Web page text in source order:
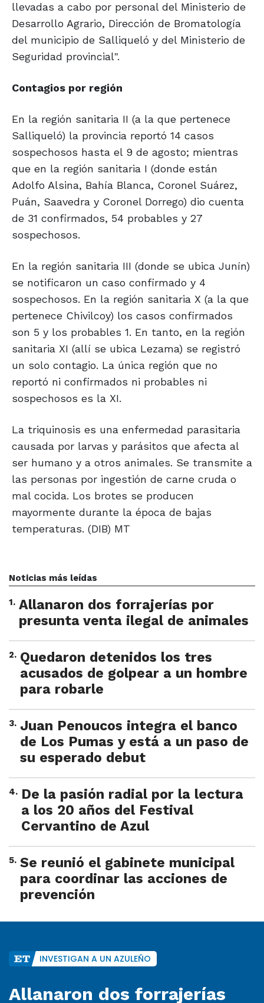
llevadas a cabo por personal del Ministerio de
Desarrollo Agrario, Dirección de Bromatología
del municipio de Salliqueló y del Ministerio de
Seguridad provincial".
Contagios por región
En la región sanitaria II (a la que pertenece
Salliqueló) la provincia reportó 14 casos
sospechosos hasta el 9 de agosto; mientras
que en la región sanitaria I (donde están
Adolfo Alsina, Bahía Blanca, Coronel Suárez,
Puán, Saavedra y Coronel Dorrego) dio cuenta
de 31 confirmados, 54 probables y 27
sospechosos.
En la región sanitaria III (donde se ubica Junín)
se notificaron un caso confirmado y 4
sospechosos. En la región sanitaria X (a la que
pertenece Chivilcoy) los casos confirmados
son 5 y los probables 1. En tanto, en la región
sanitaria XI (allí se ubica Lezama) se registró
un solo contagio. La única región que no
reportó ni confirmados ni probables ni
sospechosos es la XI.
La triquinosis es una enfermedad parasitaria
causada por larvas y parásitos que afecta al
ser humano y a otros animales. Se transmite a
las personas por ingestión de carne cruda o
mal cocida. Los brotes se producen
mayormente durante la época de bajas
temperaturas. (DIB) MT
Noticias más leídas
1. Allanaron dos forrajerías por
presunta venta ilegal de animales
2. Quedaron detenidos los tres
acusados de golpear a un hombre
para robarle
3. Juan Penoucos integra el banco
de Los Pumas y está a un paso de
su esperado debut
4. De la pasión radial por la lectura
a los 20 años del Festival
Cervantino de Azul
5. Se reunió el gabinete municipal
para coordinar las acciones de
prevención
INVESTIGAN A UN AZULEÑO
Allanaron dos forrajerías